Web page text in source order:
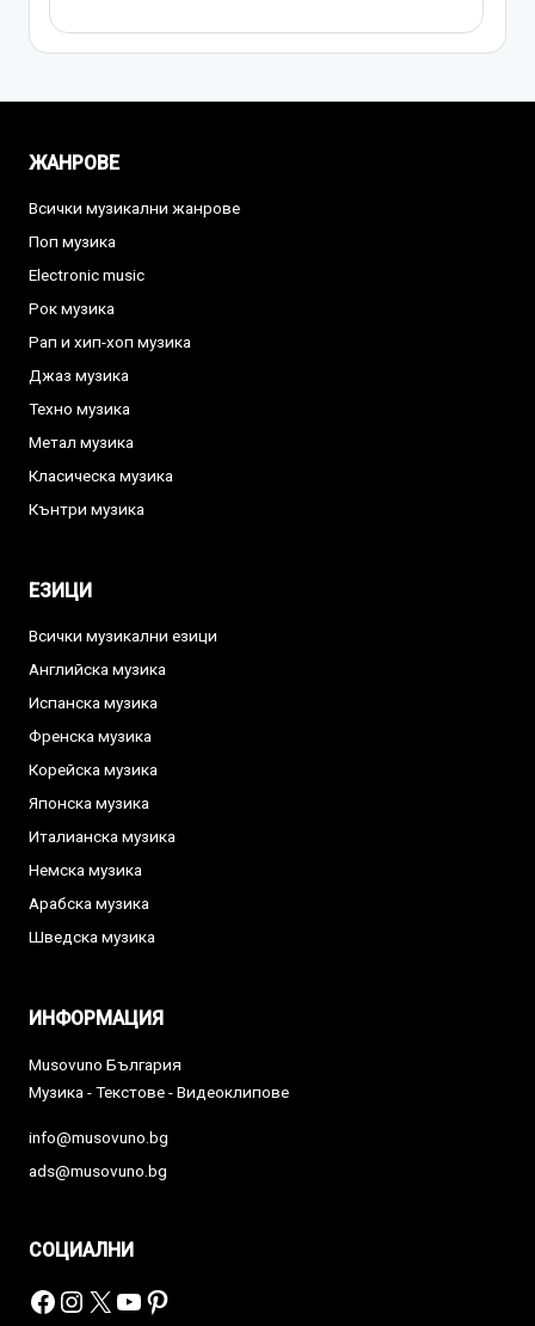
ЖАНРОВЕ
Всички музикални жанрове
Поп музика
Electronic music
Рок музика
Рап и хип-хоп музика
Джаз музика
Техно музика
Метал музика
Класическа музика
Кънтри музика
ЕЗИЦИ
Всички музикални езици
Английска музика
Испанска музика
Френска музика
Корейска музика
Японска музика
Италианска музика
Немска музика
Арабска музика
Шведска музика
ИНФОРМАЦИЯ
Musovuno България
Музика - Текстове - Видеоклипове
info@musovuno.bg
ads@musovuno.bg
СОЦИАЛНИ
Facebook
Instagram
X YouTube
Pinterest